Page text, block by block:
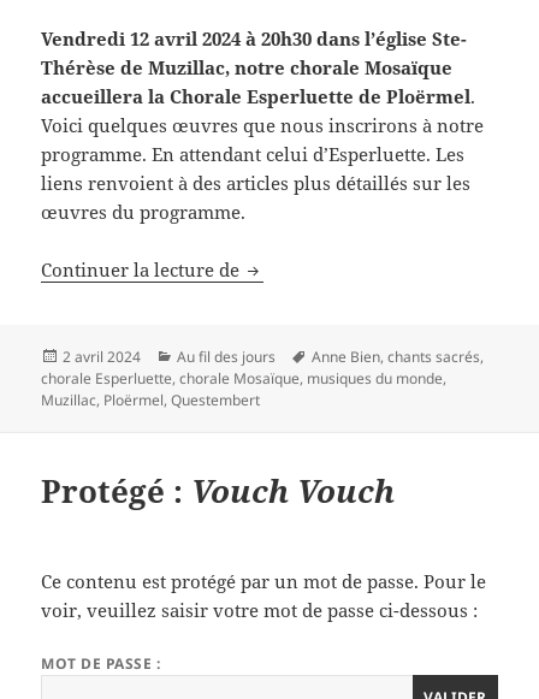
Vendredi 12 avril 2024 à 20h30 dans l’église Ste-
Thérèse de Muzillac, notre chorale Mosaïque
accueillera laChorale Esperluette de Ploërmel.
Voici quelques œuvres que nous inscrirons à notre
programme. En attendant celui d’Esperluette. Les
liens renvoient à des articles plus détaillés sur les
œuvres du programme.
Continuer la lecture de Concert à Muzillac, voilà le
Publié
le
2 avril 2024 Catégories
Au fil des jours
Mots-
clés
Anne Bien,chants sacrés,
chorale Esperluette,chorale Mosaïque, musiques du monde,
Muzillac, Ploërmel,Questembert
Protégé : Vouch Vouch
Ce contenu est protégé par un mot de passe. Pour le
voir, veuillez saisir votre mot de passe ci-dessous :
MOT DE PASSE :